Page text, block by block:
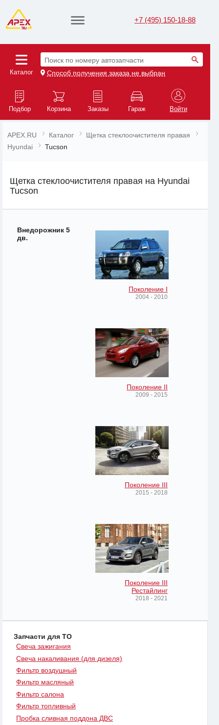
+7 (495) 150-18-88
Каталог
Поиск по номеру автозапчасти
Способ получения заказа не выбран
Подбор Корзина Заказы Гараж Войти
APEX.RU Каталог
Щетка стеклоочистителя правая
Hyundai
Tucson
Щетка стеклоочистителя правая на Hyundai
Tucson
Внедорожник 5
дв.
Поколение I
2004 - 2010
Поколение II
2009 - 2015
Поколение III
2015 - 2018
Поколение III
Рестайлинг
2018 - 2021
Запчасти для ТО
Свеча зажигания
Свеча накаливания (для дизеля)
Фильтр воздушный
Фильтр масляный
Фильтр салона
Фильтр топливный
Пробка сливная поддона ДВС